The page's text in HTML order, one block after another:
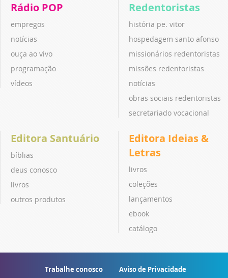
Rádio POP
empregos
notícias
ouça ao vivo
programação
vídeos
Redentoristas
história pe. vitor
hospedagem santo afonso
missionários redentoristas
missões redentoristas
notícias
obras sociais redentoristas
secretariado vocacional
Editora Santuário
bíblias
deus conosco
livros
outros produtos
Editora Ideias &
Letras
livros
coleções
lançamentos
ebook
catálogo
Trabalhe conosco Aviso de Privacidade